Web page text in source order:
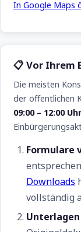
In Google Maps
📋 Vor Ihrem
Die meisten
der öffentlichen
09:00 – 12:00 Uhr
Formulare
Downloads
vollständig